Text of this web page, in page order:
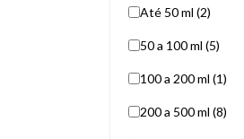
Até 50 ml (2)
50 a 100 ml (5)
100 a 200 ml (1)
200 a 500 ml (8)